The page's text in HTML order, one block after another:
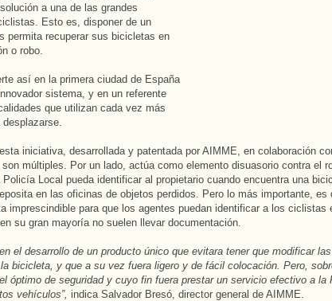
a una de las grandes
Esto es, disponer de un
permita recuperar sus bicicletas en
o robo.
así en la primera ciudad de España
sistema, y en un referente
que utilizan cada vez más
iniciativa, desarrollada y patentada por AIMME, en colaboración
múltiples. Por un lado, actúa como elemento disuasorio contra el
Local pueda identificar al propietario cuando encuentra una
en las oficinas de objetos perdidos. Pero lo más importante, es
imprescindible para que los agentes puedan identificar a los ciclistas
su gran mayoría no suelen llevar documentación.
el desarrollo de un producto único que evitara tener que modificar las
bicicleta, y que a su vez fuera ligero y de fácil colocación. Pero,
óptimo de seguridad y cuyo fin fuera prestar un servicio efectivo a la
vehículos”, indica Salvador Bresó, director general de AIMME.